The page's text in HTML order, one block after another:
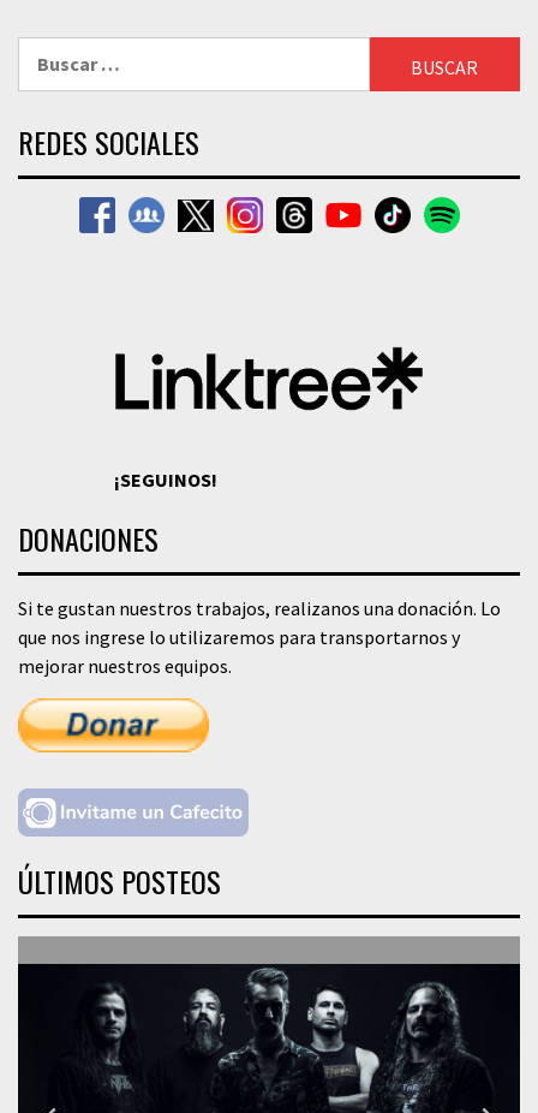
REDES SOCIALES
¡SEGUINOS!
DONACIONES
Si te gustan nuestros trabajos, realizanos una donación. Lo
que nos ingrese lo utilizaremos para transportarnos y
mejorar nuestros equipos.
ÚLTIMOS POSTEOS